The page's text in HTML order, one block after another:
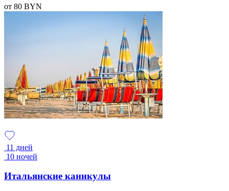
от 80 BYN
11 дней
10 ночей
Итальянские каникулы